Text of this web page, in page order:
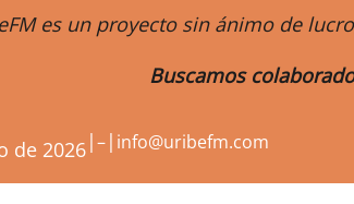
es un proyecto sin ánimo de
Buscamos
de 2026|–| info@uribefm.com